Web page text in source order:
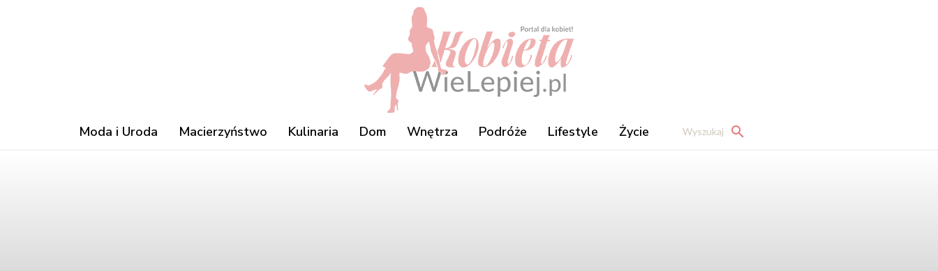
Moda i Uroda Macierzyństwo Kulinaria Dom Wnętrza Podróże Lifestyle Życie Wyszukaj